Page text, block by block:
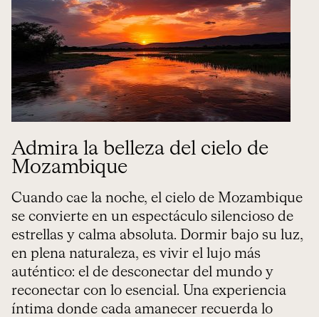
Admira la belleza del cielo de
Mozambique
Cuando cae la noche, el cielo de Mozambique
se convierte en un espectáculo silencioso de
estrellas y calma absoluta. Dormir bajo su luz,
en plena naturaleza, es vivir el lujo más
auténtico: el de desconectar del mundo y
reconectar con lo esencial. Una experiencia
íntima donde cada amanecer recuerda lo